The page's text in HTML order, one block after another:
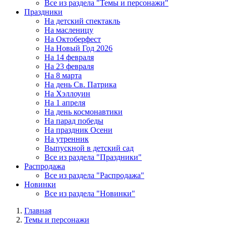
Все из раздела "Темы и персонажи"
Праздники
На детский спектакль
На масленицу
На Октоберфест
На Новый Год 2026
На 14 февраля
На 23 февраля
На 8 марта
На день Св. Патрика
На Хэллоуин
На 1 апреля
На день космонавтики
На парад победы
На праздник Осени
На утренник
Выпускной в детский сад
Все из раздела "Праздники"
Распродажа
Все из раздела "Распродажа"
Новинки
Все из раздела "Новинки"
Главная
Темы и персонажи